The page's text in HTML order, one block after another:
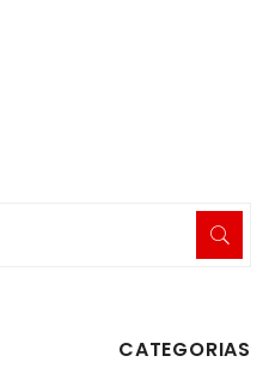
CATEGORIAS